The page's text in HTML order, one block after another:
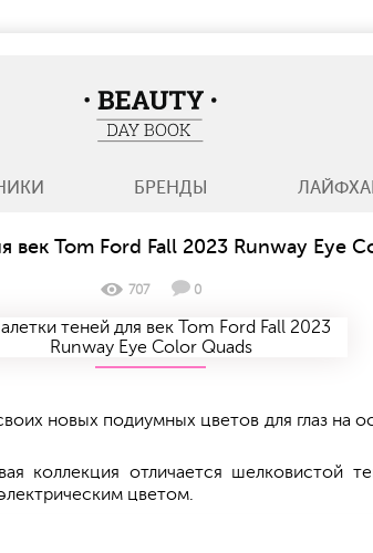
БРЕНДЫ
BeautyDayBook
век Tom Ford Fall 2023 Runway Eye
707 0
новых подиумных цветов для глаз
коллекция отличается шелковистой
цветом.